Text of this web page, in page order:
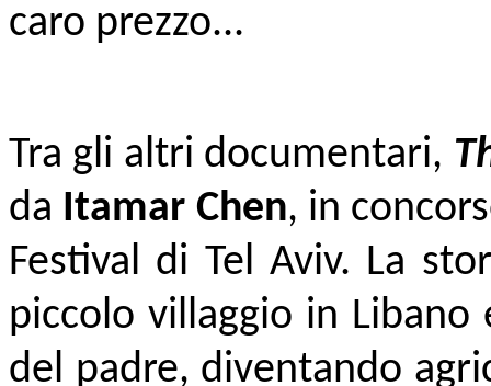
caro prezzo...
Tra gli altri documentari,
da Itamar Chen, in
Festival di Tel Aviv. La
piccolo villaggio in
del padre, diventando